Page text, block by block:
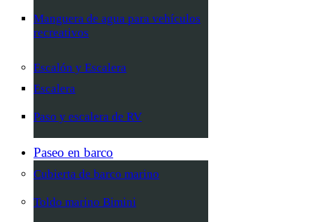
Manguera de agua para vehículos
recreativos
Escalón y Escalera
Escalera
Paso y escalera de RV
Paseo en barco
Cubierta de barco marino
Toldo marino Bimini